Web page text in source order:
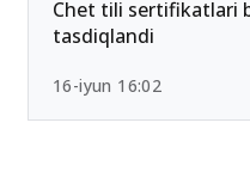
26-iyun 10:01
Chet tili sertifikatlari
tasdiqlandi